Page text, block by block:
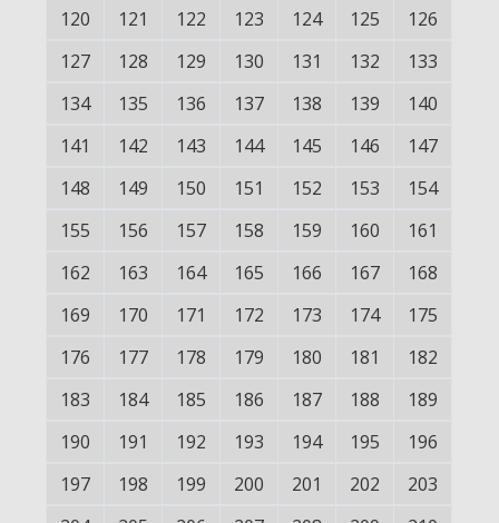
120
121 122 123 124 125
126
127
128 129 130 131 132
133
134
135 136 137 138 139
140
141
142 143 144 145 146
147
148
149 150 151 152 153
154
155
156 157 158 159 160
161
162
163 164 165 166 167
168
169
170 171 172 173 174
175
176
177 178 179 180 181
182
183
184 185 186 187 188
189
190
191 192 193 194 195
196
197
198 199 200 201 202
203